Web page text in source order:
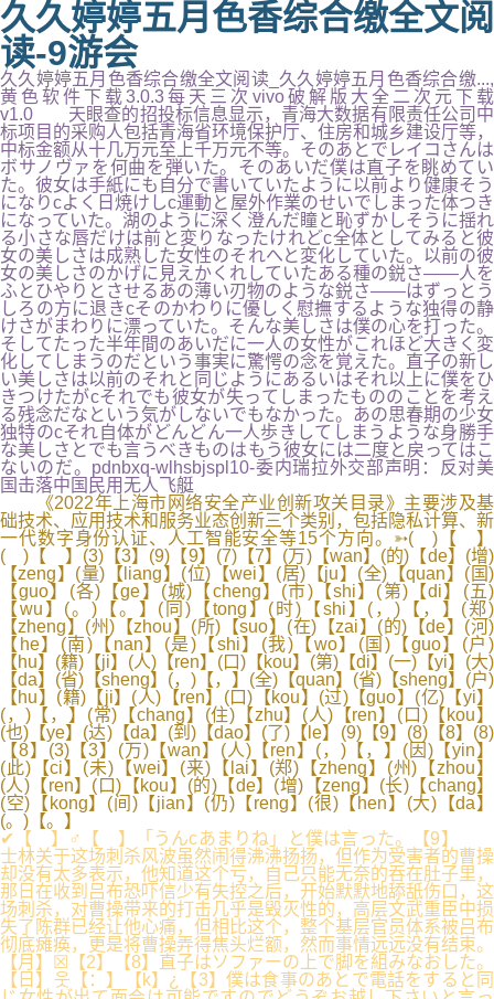
久久婷婷五月色香综合缴全文阅
读-9游会
久久婷婷五月色香综合缴全文阅读_久久婷婷五月色香综合缴...,
黄色软件下载3.0.3每天三次vivo破解版大全二次元下载
v1.0 天眼查的招投标信息显示，青海大数据有限责任公司中
标项目的采购人包括青海省环境保护厅、住房和城乡建设厅等，
中标金额从十几万元至上千万元不等。そのあとでレイコさんは
ボサノヴァを何曲を弾いた。そのあいだ僕は直子を眺めてい
た。彼女は手紙にも自分で書いていたように以前より健康そう
になりcよく日焼けしc運動と屋外作業のせいでしまった体つき
になっていた。湖のように深く澄んだ瞳と恥ずかしそうに揺れ
る小さな唇だけは前と変りなったけれどc全体としてみると彼
女の美しさは成熟した女性のそれへと変化していた。以前の彼
女の美しさのかげに見えかくれしていたある種の鋭さ――人を
ふとひやりとさせるあの薄い刃物のような鋭さ――はずっとう
しろの方に退きcそのかわりに優しく慰撫するような独得の静
けさがまわりに漂っていた。そんな美しさは僕の心を打った。
そしてたった半年間のあいだに一人の女性がこれほど大きく変
化してしまうのだという事実に驚愕の念を覚えた。直子の新し
い美しさは以前のそれと同じようにあるいはそれ以上に僕をひ
きつけたがcそれでも彼女が失ってしまったもののことを考え
る残念だなという気がしないでもなかった。あの思春期の少女
独特のcそれ自体がどんどん一人歩きしてしまうような身勝手
な美しさとでも言うべきものはもう彼女には二度と戻ってはこ
ないのだ。pdnbxq-wlhsbjspl10-委内瑞拉外交部声明：反对美
国击落中国民用无人飞艇
《2022年上海市网络安全产业创新攻关目录》主要涉及基
础技术、应用技术和服务业态创新三个类别，包括隐私计算、新
一代数字身份认证、人工智能安全等15个方向。➳( )【 】
( )【 】(3)【3】(9)【9】(7)【7】(万)【wan】(的)【de】(增)
【zeng】(量)【liang】(位)【wei】(居)【ju】(全)【quan】(国)
【guo】(各)【ge】(城)【cheng】(市)【shi】(第)【di】(五)
【wu】(。)【。】(同)【tong】(时)【shi】(，)【，】(郑)
【zheng】(州)【zhou】(所)【suo】(在)【zai】(的)【de】(河)
【he】(南)【nan】(是)【shi】(我)【wo】(国)【guo】(户)
【hu】(籍)【ji】(人)【ren】(口)【kou】(第)【di】(一)【yi】(大)
【da】(省)【sheng】(，)【，】(全)【quan】(省)【sheng】(户)
【hu】(籍)【ji】(人)【ren】(口)【kou】(过)【guo】(亿)【yi】
(，)【，】(常)【chang】(住)【zhu】(人)【ren】(口)【kou】
(也)【ye】(达)【da】(到)【dao】(了)【le】(9)【9】(8)【8】(8)
【8】(3)【3】(万)【wan】(人)【ren】(，)【，】(因)【yin】
(此)【ci】(未)【wei】(来)【lai】(郑)【zheng】(州)【zhou】
(人)【ren】(口)【kou】(的)【de】(增)【zeng】(长)【chang】
(空)【kong】(间)【jian】(仍)【reng】(很)【hen】(大)【da】
(。)【。】
✔【 】♂【 】「うんcあまりね」と僕は言った。【9】
士林关于这场刺杀风波虽然闹得沸沸扬扬，但作为受害者的曹操
却没有太多表示，他知道这个亏，自己只能无奈的吞在肚子里，
那日在收到吕布恐吓信少有失控之后，开始默默地舔舐伤口，这
场刺杀，对曹操带来的打击几乎是毁灭性的，高层文武重臣中损
失了陈群已经让他心痛，但相比这个，整个基层官员体系被吕布
彻底瘫痪，更是将曹操弄得焦头烂额，然而事情远远没有结束。
【月】☒【2】【8】直子はソファーの上で脚を組みなおした。
【日】웃【：】【k】¿【3】僕は食事のあとで電話をすると同